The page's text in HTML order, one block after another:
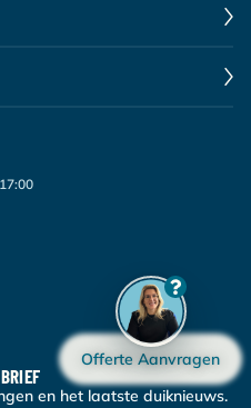
Offerte Aanvragen
en het laatste duiknieuws.